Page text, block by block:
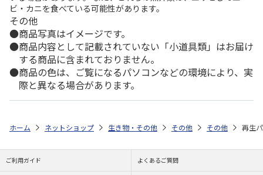
ビ・カニを食べている可能性があります。
その他
商品写真はイメージです。
商品内容として記載されていない「小道具類」はお届け
する商品に含まれておりません。
商品の色は、ご覧になるパソコンなどの環境により、実
際と異なる場合があります。
ホーム ネットショップ 生き物・その他 その他 その他 再生
ご利用ガイド よくあるご質問